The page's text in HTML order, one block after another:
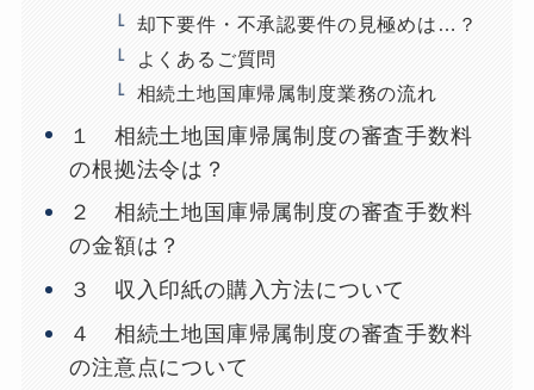
却下要件・不承認要件の見極めは…？
よくあるご質問
相続土地国庫帰属制度業務の流れ
１ 相続土地国庫帰属制度の審査手数料
の根拠法令は？
２ 相続土地国庫帰属制度の審査手数料
の金額は？
３ 収入印紙の購入方法について
４ 相続土地国庫帰属制度の審査手数料
の注意点について